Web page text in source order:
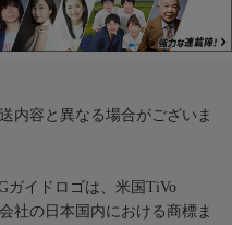
内容と異なる場合がございま
ガイドロゴは、米国TiVo
社の日本国内における商標ま